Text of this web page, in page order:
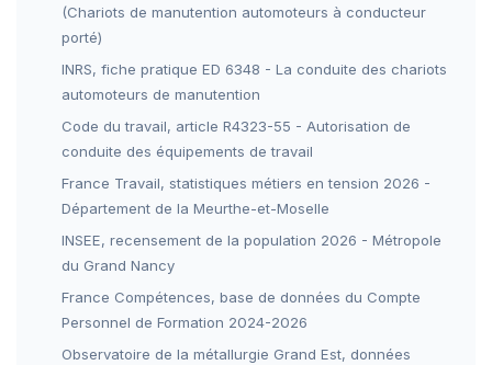
(Chariots de manutention automoteurs à conducteur
porté)
INRS, fiche pratique ED 6348 - La conduite des chariots
automoteurs de manutention
Code du travail, article R4323-55 - Autorisation de
conduite des équipements de travail
France Travail, statistiques métiers en tension 2026 -
Département de la Meurthe-et-Moselle
INSEE, recensement de la population 2026 - Métropole
du Grand Nancy
France Compétences, base de données du Compte
Personnel de Formation 2024-2026
Observatoire de la métallurgie Grand Est, données